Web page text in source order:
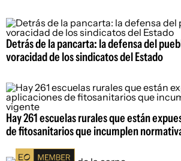
Detrás de la pancarta: la defensa del
voracidad de los sindicatos del Estado
Hay 261 escuelas rurales que están
de fitosanitarios que incumplen